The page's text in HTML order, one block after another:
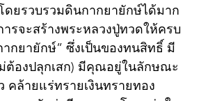
ดยรวบรวมดินกากยายักษ์ได้มาก
รจะสร้างพระหลวงปู่ทวดให้ครบ
กยายักษ์” ซึ่งเป็นของทนสิทธิ์ มี
ต้องปลุกเสก) มีคุณอยู่ในลักษณะ
ล้ายแร่ทรายเงินทรายทอง